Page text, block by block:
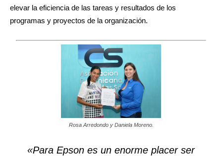
elevar la eficiencia de las tareas y resultados de los
programas y proyectos de la organización.
Rosa Arredondo y Daniela Moreno.
«Para Epson es un enorme placer ser